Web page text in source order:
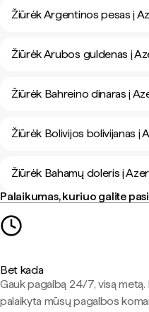
Žiūrėk Argentinos pesas į
Žiūrėk Arubos guldenas į
Žiūrėk Bahreino dinaras į
Žiūrėk Bolivijos bolivijanas į
Žiūrėk Bahamų doleris į
Palaikumas, kuriuo galite
Bet kada
Gauk pagalbą 24/7, visą
palaikyta mūsų pagalbos